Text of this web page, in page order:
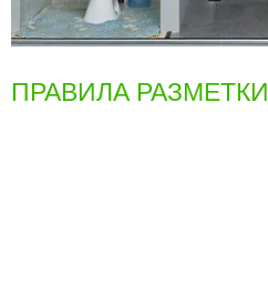
ПРАВИЛА РАЗМЕТКИ